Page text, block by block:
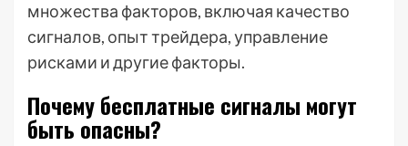
множества факторов, включая качество
сигналов, опыт трейдера, управление
рисками и другие факторы.
Почему бесплатные сигналы могут
быть опасны?